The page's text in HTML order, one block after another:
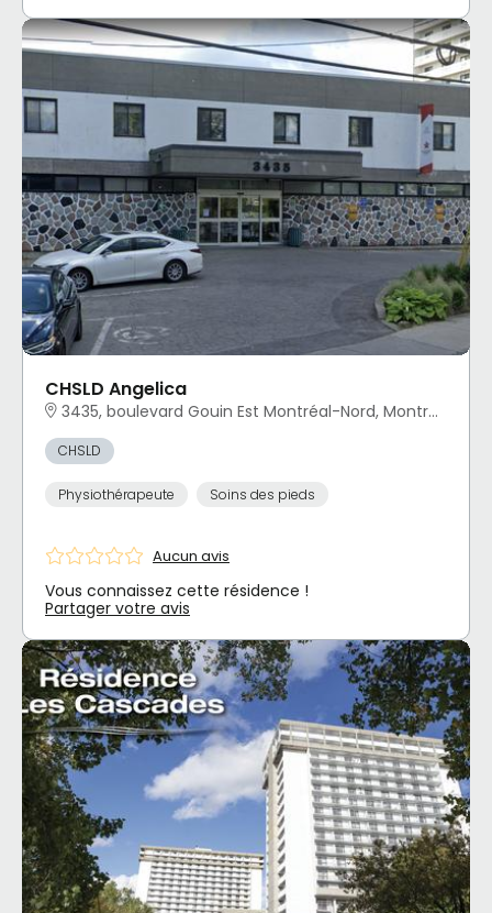
CHSLD Angelica
3435, boulevard Gouin Est Montréal-Nord, Montréal, QC
CHSLD
Physiothérapeute Soins des pieds
Aucun avis
Vous connaissez cette résidence !
Partager votre avis